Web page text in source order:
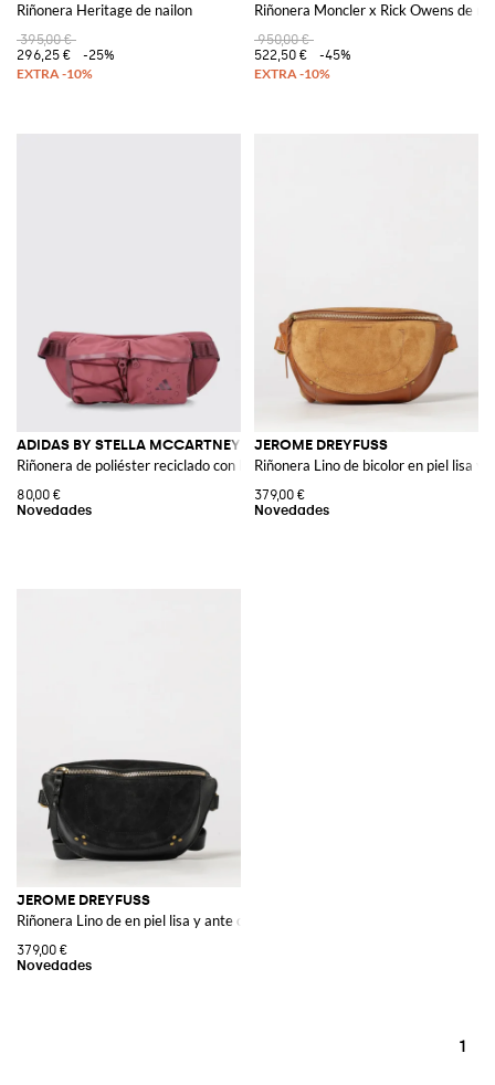
Riñonera Heritage de nailon
395,00 €
296,25 €
-25%
Riñonera Moncler x Rick Owens de
950,00 €
522,50 €
-45%
ADIDAS BY STELLA MCCARTNEY
Riñonera de poliéster reciclado con logo estampado
80,00 €
JEROME DREYFUSS
Riñonera Lino de bicolor en piel lisa y
379,00 €
JEROME DREYFUSS
Riñonera Lino de en piel lisa y ante con cierre de cremallera
379,00 €
1